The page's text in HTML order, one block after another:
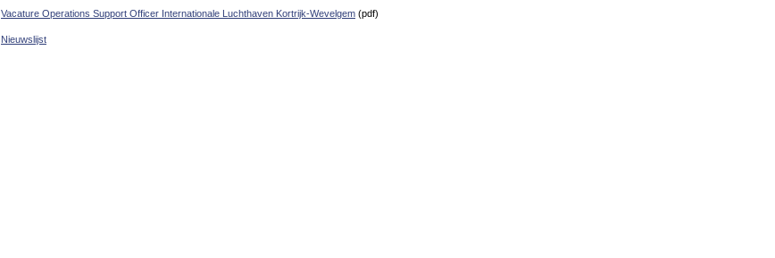
Vacature Operations Support Officer Internationale Luchthaven Kortrijk-Wevelgem (pdf)
Nieuwslijst